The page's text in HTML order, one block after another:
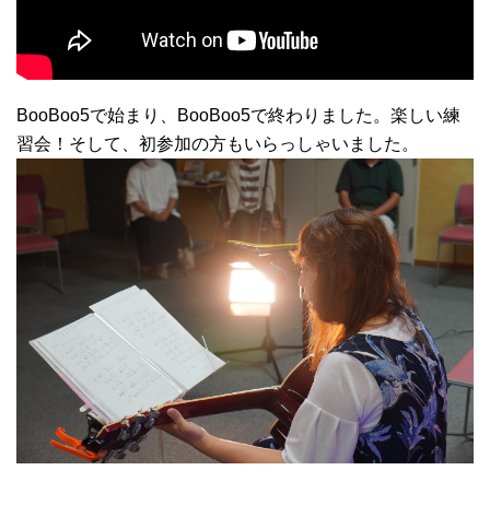
BooBoo5で始まり、BooBoo5で終わりました。楽しい練
習会！そして、初参加の方もいらっしゃいました。